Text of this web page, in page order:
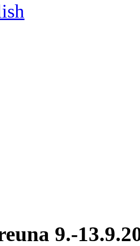
9.-